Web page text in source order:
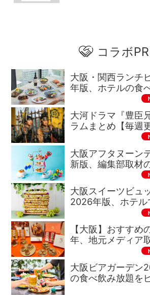
コラボPR
大阪・関西ランチ
年版、ホテルの食
大河ドラマ『豊臣
ラムまとめ【毎週
大阪アフタヌーン
新版、編集部取材
大阪スイーツビュ
2026年版、ホテ
【大阪】おすすめ
年、地元メディア
大阪ビアガーデン
の食べ飲み放題を